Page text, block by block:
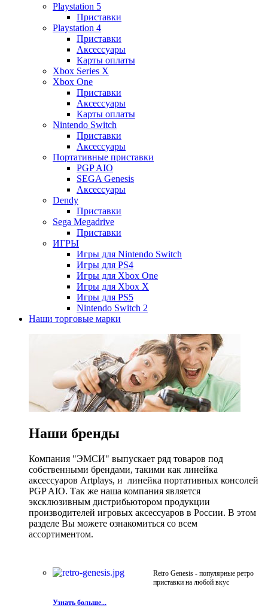
Playstation 5
Приставки
Playstation 4
Приставки
Аксессуары
Карты оплаты
Xbox Series X
Xbox One
Приставки
Аксессуары
Карты оплаты
Nintendo Switch
Приставки
Аксессуары
Портативные приставки
PGP AIO
SEGA Genesis
Аксессуары
Dendy
Приставки
Sega Megadrive
Приставки
ИГРЫ
Игры для Nintendo Switch
Игры для PS4
Игры для Xbox One
Игры для Xbox X
Игры для PS5
Nintendo Switch 2
Наши торговые марки
Наши бренды
Компания "ЭМСИ" выпускает ряд товаров под
собственными брендами, такими как линейка
аксессуаров Artplays, и линейка портативных консолей
PGP AIO. Так же наша компания является
эксклюзивным дистрибьютором продукции
производителей игровых аксессуаров в России. В этом
разделе Вы можете ознакомиться со всем
ассортиментом.
Retro Genesis - популярные ретро
приставки на любой вкус
Узнать больше...